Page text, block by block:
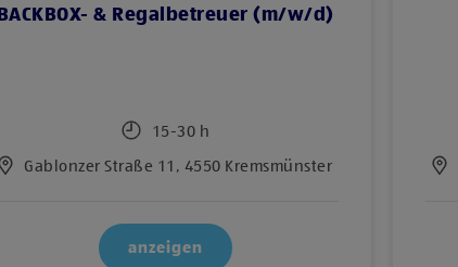
BACKBOX-​ & Regalbetreuer (m/w/d)
15-30 h
Gablonzer Straße 11, 4550 Kremsmünster
anzeigen